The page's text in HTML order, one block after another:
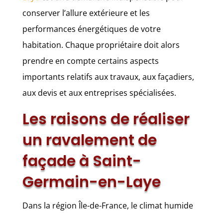
conserver l’allure extérieure et les
performances énergétiques de votre
habitation. Chaque propriétaire doit alors
prendre en compte certains aspects
importants relatifs aux travaux, aux façadiers,
aux devis et aux entreprises spécialisées.
Les raisons de réaliser
un ravalement de
façade à Saint-
Germain-en-Laye
Dans la région Île-de-France, le climat humide